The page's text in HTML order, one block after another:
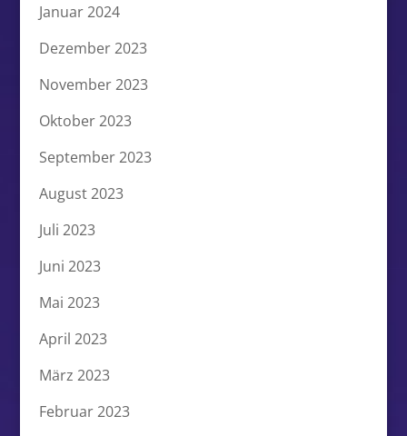
Januar 2024
Dezember 2023
November 2023
Oktober 2023
September 2023
August 2023
Juli 2023
Juni 2023
Mai 2023
April 2023
März 2023
Februar 2023